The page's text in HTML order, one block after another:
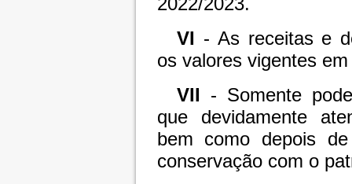
VI - As receitas e
os valores vigentes
VII - Somente
que devidamente
bem como depois
conservação com o